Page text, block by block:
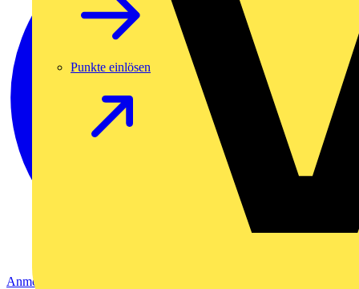
Punkte einlösen
Anmelden